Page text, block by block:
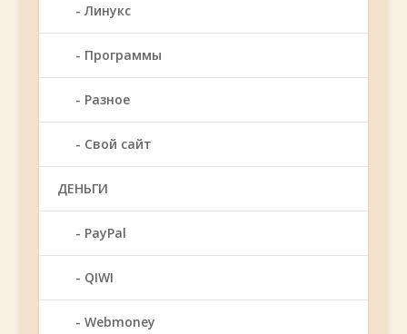
Линукс
Программы
Разное
Свой сайт
ДЕНЬГИ
PayPal
QIWI
Webmoney